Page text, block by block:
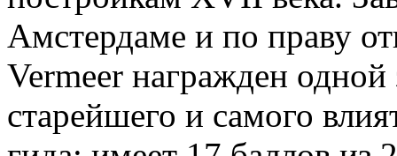
Амстердаме и по праву
Vermeer награжден
старейшего и самого